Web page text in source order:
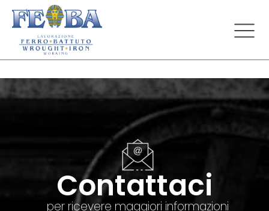
Contattaci
per ricevere maggiori informazioni